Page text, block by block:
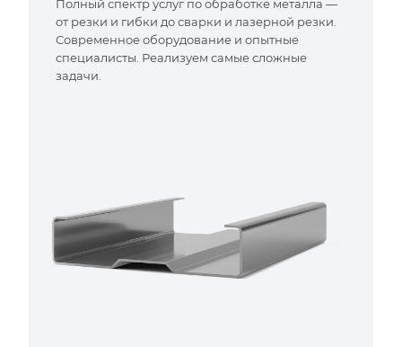
Полный спектр услуг по обработке металла —
от резки и гибки до сварки и лазерной резки.
Современное оборудование и опытные
специалисты. Реализуем самые сложные
задачи.